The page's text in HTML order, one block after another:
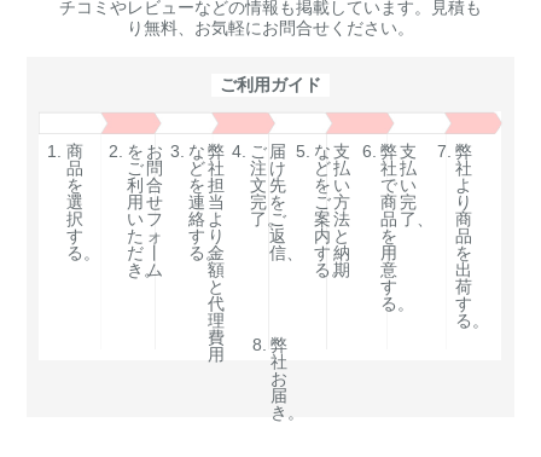
チコミやレビューなどの情報も掲載しています。見積も
り無料、お気軽にお問合せください。
ご利用ガイド
1. 商
品
を
選
択
す
る。
2. を
ご
利
用
い
た
だ
き。
お
問
合
せ
フ
ォ
ム
3. な
ど
を
連
絡
す
る。
弊
社
担
当
よ
り
金
額
と
代
理
費
用
4. ご
注
文
完
了。
届
け
先
を
ご
返
信、
5. な
ど
を
ご
案
内
す
る。
支
払
い
方
法
と
納
期
6. 弊
社
で
商
品
を
用
意
す
る。
支
払
い
完
了、
7. 弊
社
よ
り
商
品
を
出
荷
す
る。
8. 弊
社
お
届
き。